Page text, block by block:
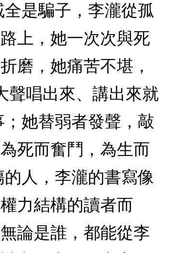
是騙子，李瀧從孤
上，她一次次與死
磨，她痛苦不堪，
聲唱出來、講出來就
她替弱者發聲，敲
死而奮鬥，為生而
人，李瀧的書寫像
力結構的讀者而
論是誰，都能從李